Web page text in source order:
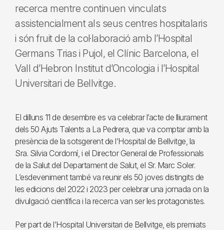
recerca mentre continuen vinculats
assistencialment als seus centres hospitalaris
i són fruit de la col·laboració amb l’Hospital
Germans Trias i Pujol, el Clínic Barcelona, el
Vall d’Hebron Institut d’Oncologia i l’Hospital
Universitari de Bellvitge.
El dilluns 11 de desembre es va celebrar l’acte de lliurament
dels 50 Ajuts Talents a La Pedrera, que va comptar amb la
presència de la sotsgerent de l’Hospital de Bellvitge, la
Sra. Silvia Cordomí, i el Director General de Professionals
de la Salut del Departament de Salut, el Sr. Marc Soler.
L’esdeveniment també va reunir els 50 joves distingits de
les edicions del 2022 i 2023 per celebrar una jornada on la
divulgació científica i la recerca van ser les protagonistes.
Per part de l’Hospital Universitari de Bellvitge, els premiats